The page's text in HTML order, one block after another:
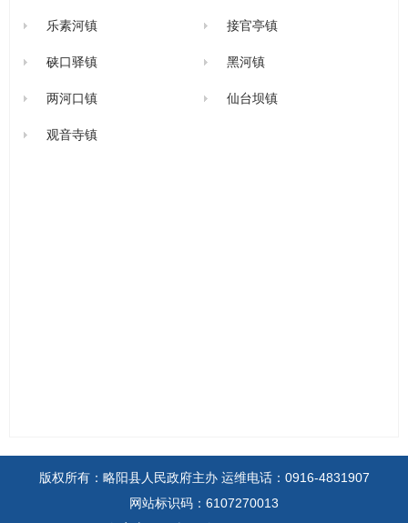
乐素河镇 接官亭镇
硖口驿镇 黑河镇
两河口镇 仙台坝镇
观音寺镇
版权所有：略阳县人民政府主办 运维电话：0916-4831907
网站标识码：6107270013